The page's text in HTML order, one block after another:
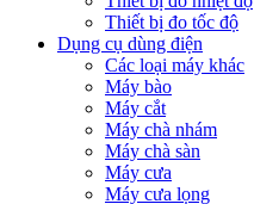
Thiết bị đo tốc độ
Dụng cụ dùng điện
Các loại máy khác
Máy bào
Máy cắt
Máy chà nhám
Máy chà sàn
Máy cưa
Máy cưa lọng